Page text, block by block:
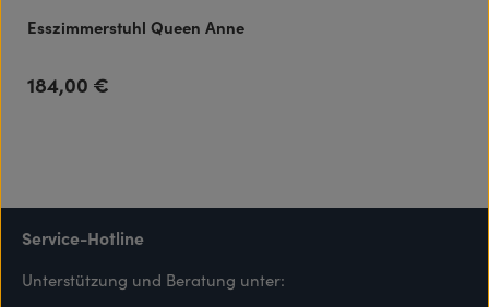
Esszimmerstuhl Queen Anne
Regulärer Preis:
184,00 €
Service-Hotline
Unterstützung und Beratung unter: